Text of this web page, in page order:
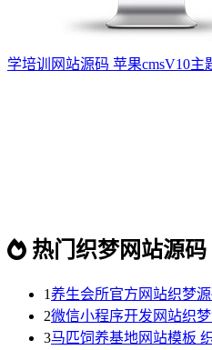
学培训网站源码 苹果cmsV10主
热门织梦网站源码
1养生会所官方网站织梦
2微信小程序开发网站织
3马匹饲养基地网站模板